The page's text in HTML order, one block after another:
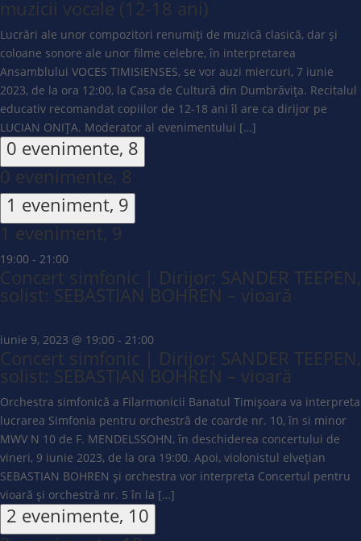
muzicii vocale (12-18 ani)
Lucrări ale unor compozitori renumiți de muzică clasică, dar și
coloane sonore ale unor filme celebre, în interpretarea
Ansamblului VOCES TIMISIENSES, se vor auzi miercuri, 7 iunie
2023, de la ora 12:00, la Casa de Cultură din Dumbrăvița. Recitalul
educativ recomandat copiilor de 12-18 ani îl are ca dirijor pe
LUCIAN ONIȚA. Moderator al evenimentului […]
0 evenimente, 8
0 evenimente, 8
1 eveniment, 9
1 eveniment, 9
19:00 - 21:00
Concert simfonic | Dirijor: SANDER TEEPEN,
solist: SEBASTIAN BOHREN – vioară
iunie 9, 2023 @ 19:00 - 21:00
Concert simfonic | Dirijor: SANDER TEEPEN,
solist: SEBASTIAN BOHREN – vioară
Orchestra simfonică a Filarmonicii Banatul Timișoara va interpreta
lucrarea Simfonia pentru orchestră de coarde nr. 10, în si minor
MWV N 10 de F. MENDELSSOHN, în deschiderea concertului de
vineri, 9 iunie 2023, de la ora 19:00. Apoi, violonistul elvețian
SEBASTIAN BOHREN și orchestra vor interpreta Concertul pentru
vioară și orchestră nr. 5 în la […]
2 evenimente, 10